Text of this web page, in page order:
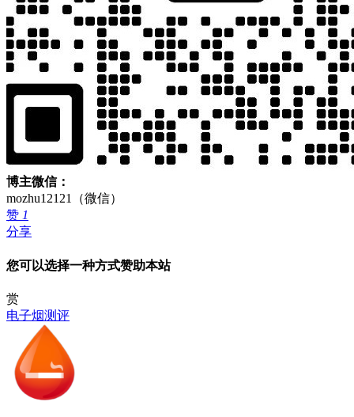
博主微信：
mozhu12121（微信）
赞 1
分享
您可以选择一种方式赞助本站
赏
电子烟测评